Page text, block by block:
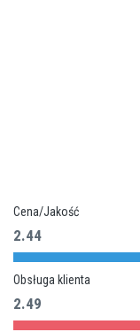
Cena/Jakość
2.44
Obsługa klienta
2.49